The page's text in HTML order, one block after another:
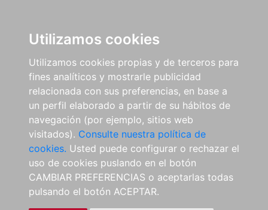
Utilizamos cookies
Utilizamos cookies propias y de terceros para
fines analíticos y mostrarle publicidad
relacionada con sus preferencias, en base a
un perfil elaborado a partir de su hábitos de
navegación (por ejemplo, sitios web
visitados). Consulte nuestra política de
cookies. Usted puede configurar o rechazar el
uso de cookies puslando en el botón
CAMBIAR PREFERENCIAS o aceptarlas todas
pulsando el botón ACEPTAR.